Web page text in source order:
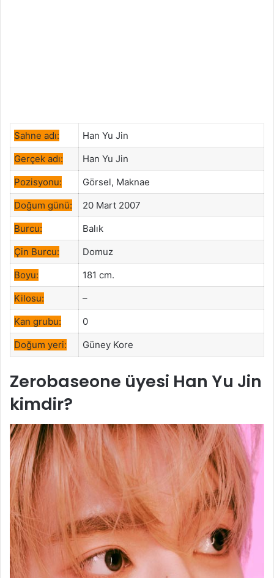
Sahne adı:
Han Yu Jin
Gerçek adı:
Han Yu Jin
Pozisyonu:
Görsel, Maknae
Doğum günü:
20 Mart 2007
Burcu:
Balık
Çin Burcu:
Domuz
Boyu:
181 cm.
Kilosu:
–
Kan grubu:
0
Doğum yeri:
Güney Kore
Zerobaseone üyesi Han Yu Jin
kimdir?